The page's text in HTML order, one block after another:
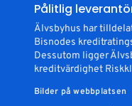
Pålitlig
Älvsbyhus har
Bisnodes
Dessutom ligger
kreditvärdighet
Bilder på webbplatsen